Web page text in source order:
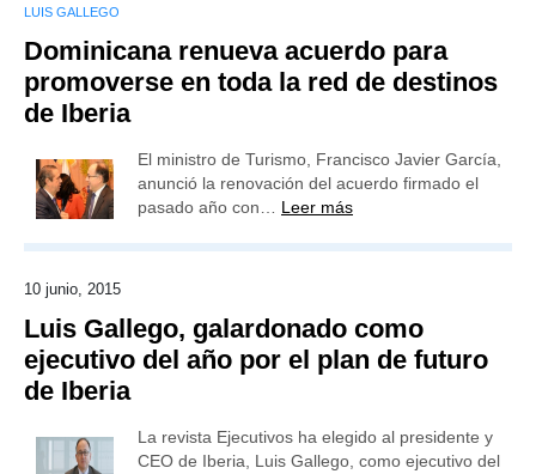
LUIS GALLEGO
Dominicana renueva acuerdo para
promoverse en toda la red de destinos
de Iberia
El ministro de Turismo, Francisco Javier García,
anunció la renovación del acuerdo firmado el
pasado año con… Leer más
10 junio, 2015
Luis Gallego, galardonado como
ejecutivo del año por el plan de futuro
de Iberia
La revista Ejecutivos ha elegido al presidente y
CEO de Iberia, Luis Gallego, como ejecutivo del